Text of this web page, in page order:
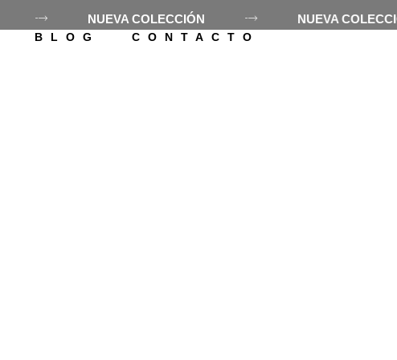
NUEVA COLECCIÓN NUEVA
EVES LOLÓ TIENDA
BLOG
CONTACTO